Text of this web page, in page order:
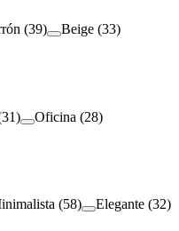
(39) Beige (33)
31) Oficina (28)
(58) Elegante (32)